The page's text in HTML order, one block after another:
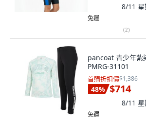
8/11 星
免運
(2)
pancoat 青少年紮
PMRG-31101
首購折扣價$1,386
48% $714
8/11 星
免運